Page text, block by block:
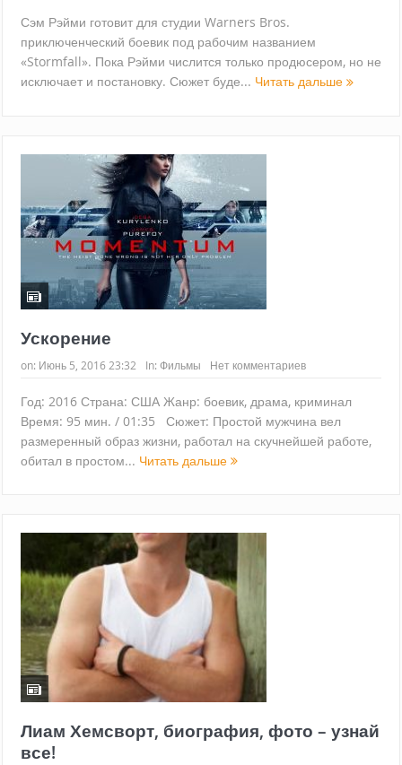
Сэм Рэйми готовит для студии Warners Bros.
приключенческий боевик под рабочим названием
«Stormfall». Пока Рэйми числится только продюсером, но не
исключает и постановку. Сюжет буде... Читать дальше
Ускорение
on: Июнь 5, 2016 23:32 In: Фильмы Нет комментариев
Год: 2016 Страна: США Жанр: боевик, драма, криминал
Время: 95 мин. / 01:35 Сюжет: Простой мужчина вел
размеренный образ жизни, работал на скучнейшей работе,
обитал в простом... Читать дальше
Лиам Хемсворт, биография, фото – узнай
все!